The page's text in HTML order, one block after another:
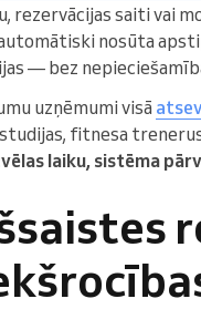
rezervācijas saiti vai
nosūta
— bez
uzņēmumi visā
studijas, fitnesa
laiku, sistēma